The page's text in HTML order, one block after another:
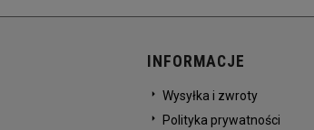
INFORMACJE
Wysyłka i zwroty
Polityka prywatności